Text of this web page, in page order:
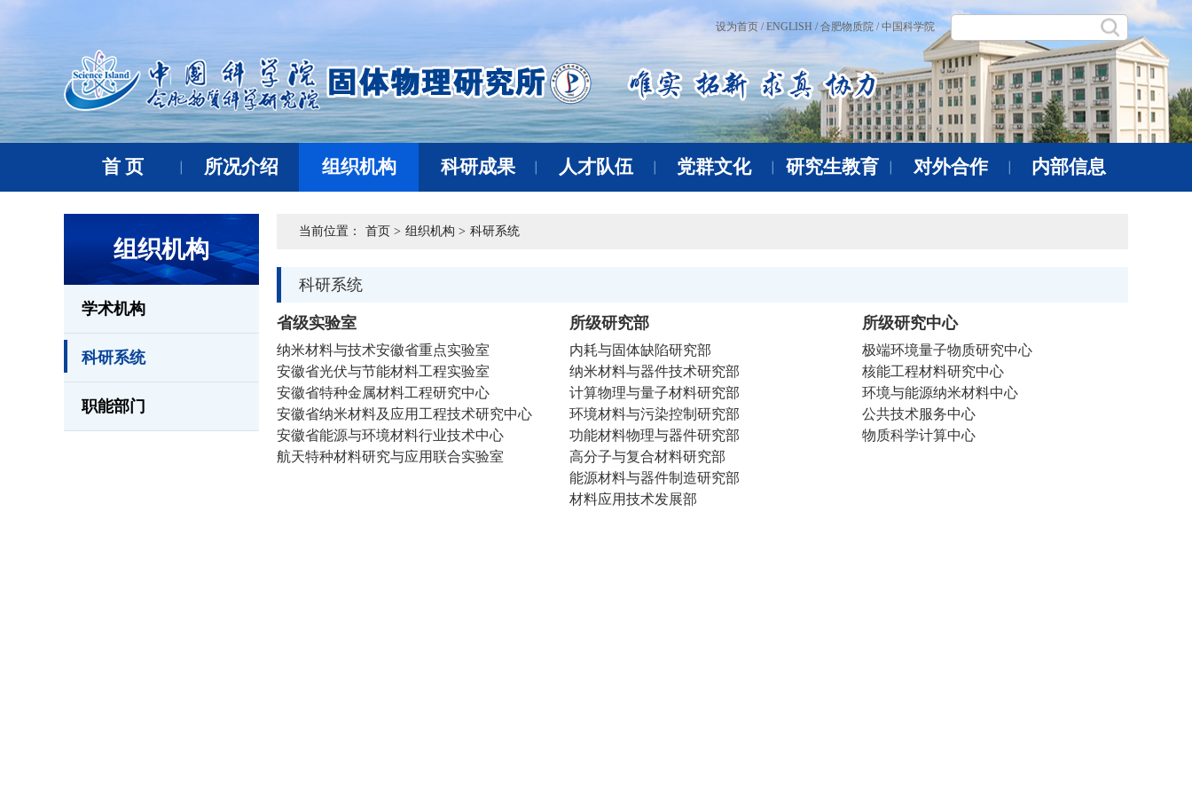
设为首页 / ENGLISH / 合肥物质院 / 中国科学院
首 页 所况介绍 组织机构 科研成果 人才队伍 党群文化 研究生教育 对外合作 内部信息
组织机构
学术机构
科研系统
职能部门
当前位置： 首页 > 组织机构 > 科研系统
科研系统
省级实验室
纳米材料与技术安徽省重点实验室
安徽省光伏与节能材料工程实验室
安徽省特种金属材料工程研究中心
安徽省纳米材料及应用工程技术研究中心
安徽省能源与环境材料行业技术中心
航天特种材料研究与应用联合实验室
所级研究部
内耗与固体缺陷研究部
纳米材料与器件技术研究部
计算物理与量子材料研究部
环境材料与污染控制研究部
功能材料物理与器件研究部
高分子与复合材料研究部
能源材料与器件制造研究部
材料应用技术发展部
所级研究中心
极端环境量子物质研究中心
核能工程材料研究中心
环境与能源纳米材料中心
公共技术服务中心
物质科学计算中心